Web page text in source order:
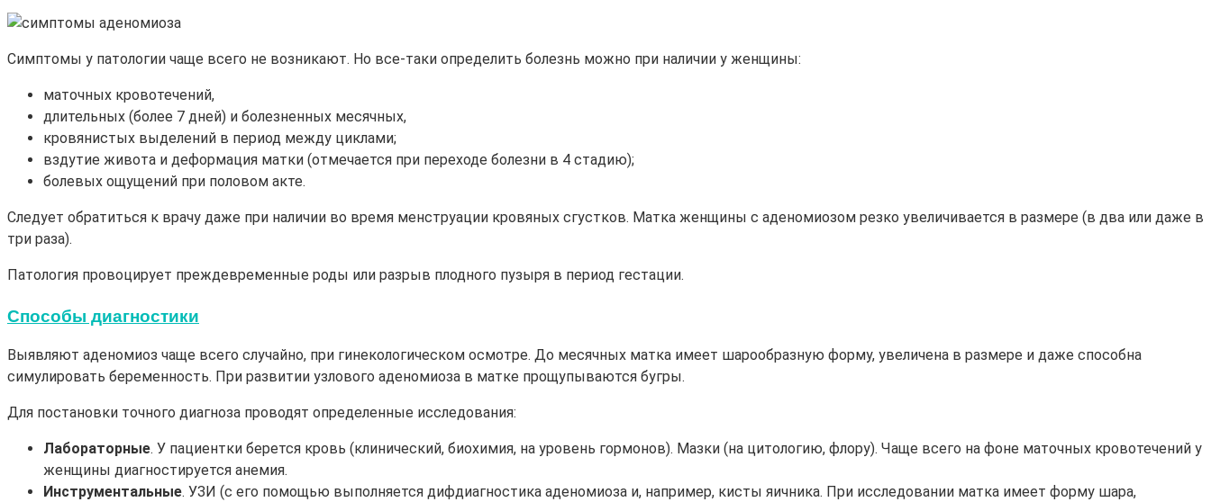
Симптомы у патологии чаще всего не возникают. Но все-таки определить болезнь можно при наличии у женщины:
маточных кровотечений,
длительных (более 7 дней) и болезненных месячных,
кровянистых выделений в период между циклами;
вздутие живота и деформация матки (отмечается при переходе болезни в 4 стадию);
болевых ощущений при половом акте.
Следует обратиться к врачу даже при наличии во время менструации кровяных сгустков. Матка женщины с аденомиозом резко увеличивается в размере (в два или даже в
три раза).
Патология провоцирует преждевременные роды или разрыв плодного пузыря в период гестации.
Способы диагностики
Выявляют аденомиоз чаще всего случайно, при гинекологическом осмотре. До месячных матка имеет шарообразную форму, увеличена в размере и даже способна
симулировать беременность. При развитии узлового аденомиоза в матке прощупываются бугры.
Для постановки точного диагноза проводят определенные исследования:
Лабораторные. У пациентки берется кровь (клинический, биохимия, на уровень гормонов). Мазки (на цитологию, флору). Чаще всего на фоне маточных кровотечений у
женщины диагностируется анемия.
Инструментальные. УЗИ (с его помощью выполняется дифдиагностика аденомиоза и, например, кисты яичника. При исследовании матка имеет форму шара,